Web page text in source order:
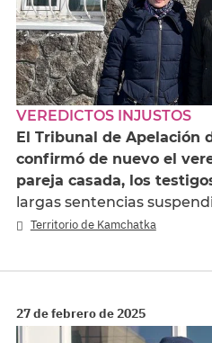
VEREDICTOS INJUSTOS
El Tribunal de Apelación
confirmó de nuevo el
pareja casada, los
largas sentencias
Territorio de Kamchatka
27 de febrero de 2025